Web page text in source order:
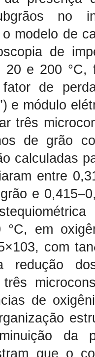
no
modelo de
de
20 e 200
de
e módulo
três
de grão
calculadas
entre
e
°C, em
com
redução
de
da
que o